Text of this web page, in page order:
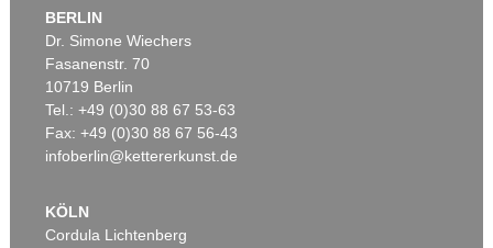
BERLIN
Dr. Simone Wiechers
Fasanenstr. 70
10719 Berlin
Tel.: +49 (0)30 88 67 53-63
Fax: +49 (0)30 88 67 56-43
infoberlin@kettererkunst.de
KÖLN
Cordula Lichtenberg